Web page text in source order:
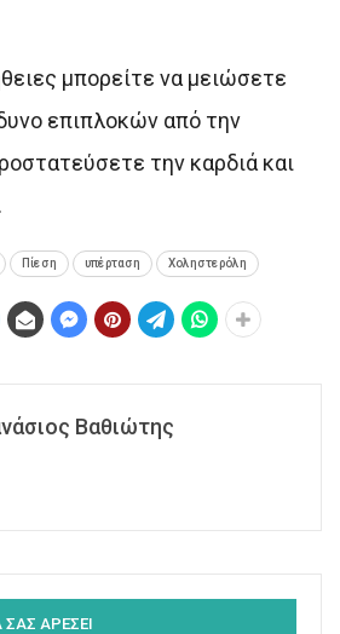
μπορείτε να μειώσετε
επιπλοκών από την
την καρδιά και
Πίεση υπέρταση Χοληστερόλη
Βαθιώτης
ΑΡΕΣΕΙ